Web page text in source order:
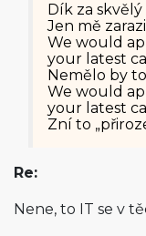
Dík za skvělý
Jen mě
We would
your latest
Nemělo by
We would
your latest
Zní to
Re:
Nene, to IT se v